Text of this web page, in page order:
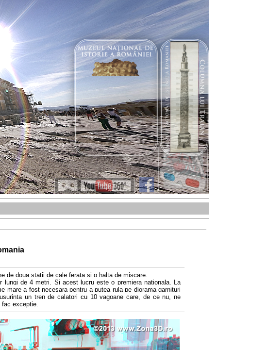
de doua statii de cale ferata si o halta de miscare.
lungi de 4 metri. Si acest lucru este o premiera nationala. La
mare a fost necesara pentru a putea rula pe diorama garnituri
un tren de calatori cu 10 vagoane care, de ce nu, ne
fac exceptie.